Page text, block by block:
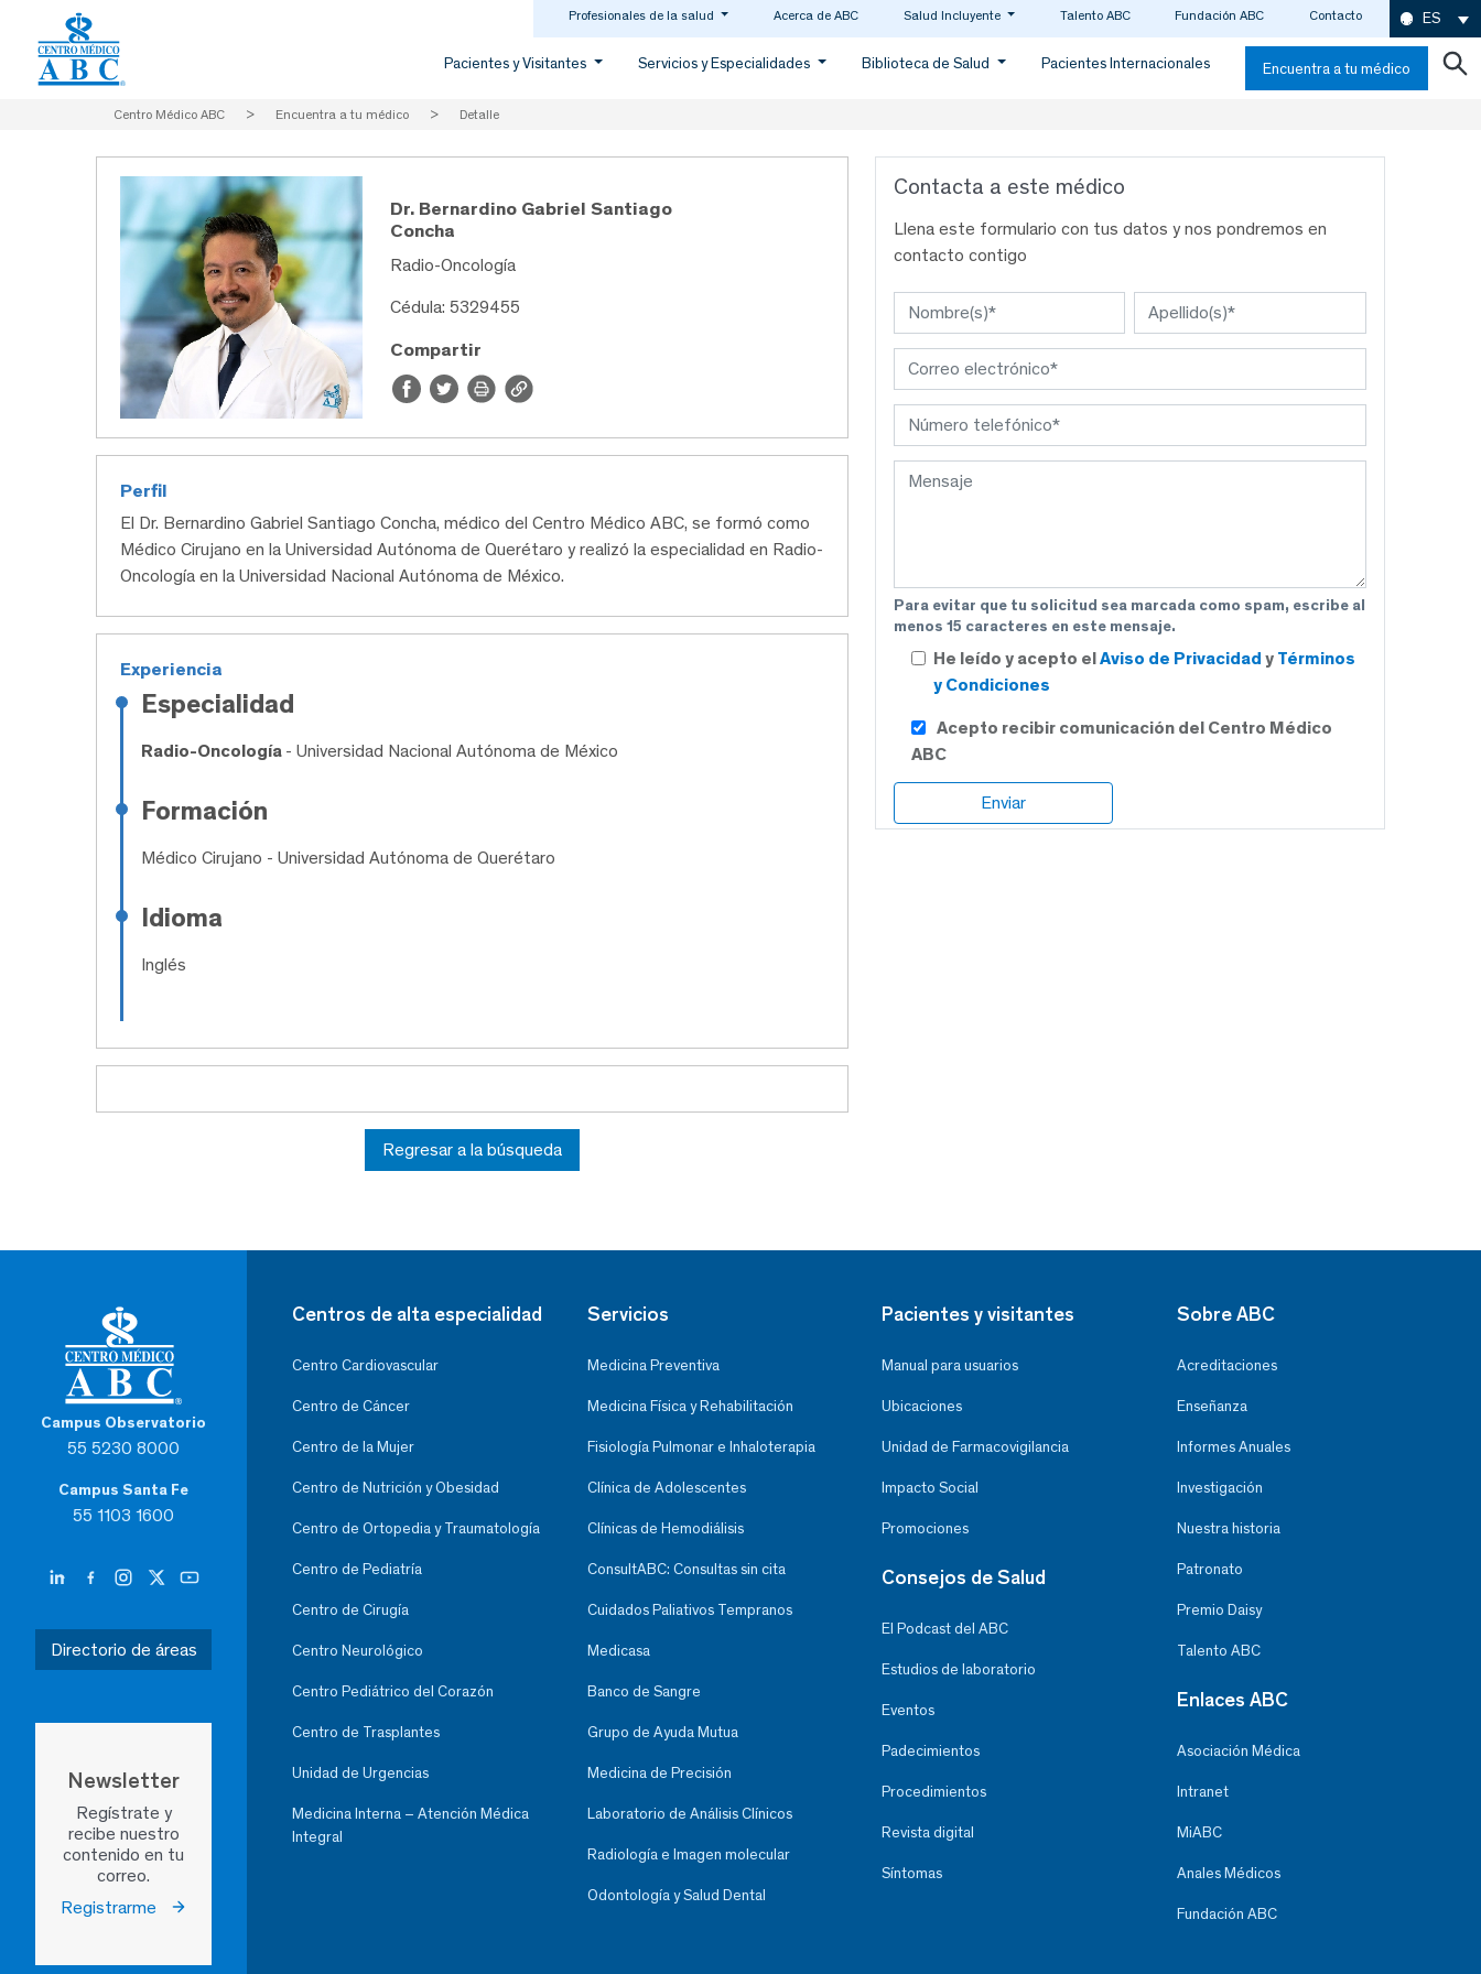
Profesionales de la salud Acerca de ABC Salud Incluyente Talento ABC Fundación ABC Contacto ES
Pacientes y Visitantes Servicios y Especialidades Biblioteca de Salud Pacientes Internacionales Encuentra a tu médico
Centro Médico ABC > Encuentra a tu médico > Detalle
Dr. Bernardino Gabriel Santiago
Concha
Radio-Oncología
Cédula: 5329455
Compartir
Perfil
El Dr. Bernardino Gabriel Santiago Concha, médico del Centro Médico ABC, se formó como
Médico Cirujano en la Universidad Autónoma de Querétaro y realizó la especialidad en Radio-
Oncología en la Universidad Nacional Autónoma de México.
Experiencia
Especialidad
Radio-Oncología - Universidad Nacional Autónoma de México
Formación
Médico Cirujano - Universidad Autónoma de Querétaro
Idioma
Inglés
Regresar a la búsqueda
Contacta a este médico
Llena este formulario con tus datos y nos pondremos en
contacto contigo
Para evitar que tu solicitud sea marcada como spam, escribe al
menos 15 caracteres en este mensaje.
He leído y acepto elAviso de Privacidad y Términos
y Condiciones
Acepto recibir comunicación del Centro Médico
ABC
Campus Observatorio
55 5230 8000
Campus Santa Fe
55 1103 1600
Directorio de áreas
Newsletter
Regístrate y
recibe nuestro
contenido en tu
correo.
Registrarme
Centros de alta especialidad
Centro Cardiovascular
Centro de Cáncer
Centro de la Mujer
Centro de Nutrición y Obesidad
Centro de Ortopedia y Traumatología
Centro de Pediatría
Centro de Cirugía
Centro Neurológico
Centro Pediátrico del Corazón
Centro de Trasplantes
Unidad de Urgencias
Medicina Interna – Atención Médica
Integral
Servicios
Medicina Preventiva
Medicina Física y Rehabilitación
Fisiología Pulmonar e Inhaloterapia
Clínica de Adolescentes
Clínicas de Hemodiálisis
ConsultABC: Consultas sin cita
Cuidados Paliativos Tempranos
Medicasa
Banco de Sangre
Grupo de Ayuda Mutua
Medicina de Precisión
Laboratorio de Análisis Clínicos
Radiología e Imagen molecular
Odontología y Salud Dental
Pacientes y visitantes
Manual para usuarios
Ubicaciones
Unidad de Farmacovigilancia
Impacto Social
Promociones
Consejos de Salud
El Podcast del ABC
Estudios de laboratorio
Eventos
Padecimientos
Procedimientos
Revista digital
Síntomas
Sobre ABC
Acreditaciones
Enseñanza
Informes Anuales
Investigación
Nuestra historia
Patronato
Premio Daisy
Talento ABC
Enlaces ABC
Asociación Médica
Intranet
MiABC
Anales Médicos
Fundación ABC